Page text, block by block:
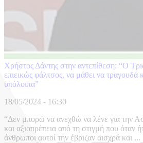
Χρήστος Δάντης στην αντεπίθεση: “Ο
επιεικώς φάλτσος, να μάθει να τραγουδά
υπόλοιπα”
18/05/2024 - 16:30
“Δεν μπορώ να ανεχθώ να λένε για την
και αξιοπρέπεια από τη στιγμή που όταν
άνθρωποι αυτοί την έβριζαν αισχρά και ...